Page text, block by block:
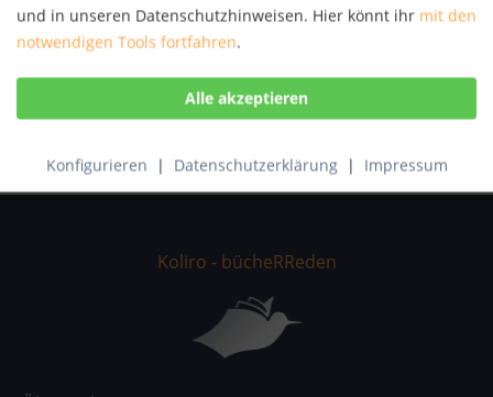
und in unseren Datenschutzhinweisen. Hier könnt ihr mit den
notwendigen Tools fortfahren.
Konfigurieren | Datenschutzerklärung | Impressum
Beschreibung
Wireless Sensor Networks (WSNs) comprise a large
number of sensor nodes, which are spread out...mehr
Bewertungen lesen, schreiben und diskutieren...mehr
Koliro - bücheRReden